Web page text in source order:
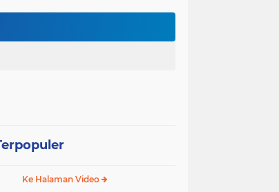
Riset Ilmiah Ungkap Dampak Kronis PETI di Pohuwato, Pencemaran Merkuri Kian Meluas
Ke Halaman Video